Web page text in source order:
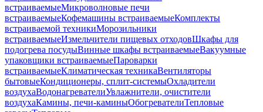
встраиваемыеМикроволновые печи
встраиваемыеКофемашины встраиваемыеКомплекты
встраиваемой техникиМорозильники
встраиваемыеИзмельчители пищевых отходовШкафы для
подогрева посудыВинные шкафы встраиваемыеВакуумные
упаковщики встраиваемыеПароварки
встраиваемыеКлиматическая техникаВентиляторы
бытовыеКондиционеры, сплит-системыОхладители
воздухаВодонагревателиУвлажнители, очистители
воздухаКамины, печи-каминыОбогревателиТепловые